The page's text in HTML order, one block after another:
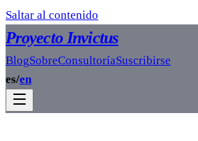
Saltar al contenido
Proyecto Invictus
BlogSobreConsultoríaSuscribirse
es/en